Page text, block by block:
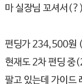
마 실장님 꼬셔서
펀딩가 234,500원
현재도 2차 펀딩
팔고 있는데 가이드